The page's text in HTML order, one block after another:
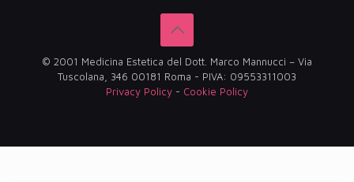
© 2001 Medicina Estetica del Dott. Marco Mannucci – Via
Tuscolana, 346 00181 Roma - PIVA: 09553311003
Privacy Policy - Cookie Policy